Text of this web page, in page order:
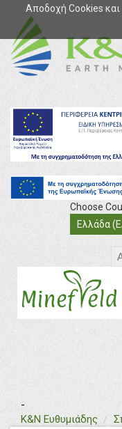
Αποδοχή Cookies
Choose
Ελλάδα
-
Κ&Ν Ευθυμιάδης text